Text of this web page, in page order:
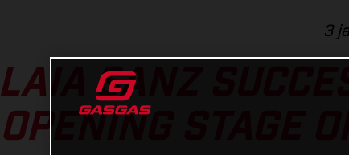
3
LAIA SANZ
OPENING STAGE